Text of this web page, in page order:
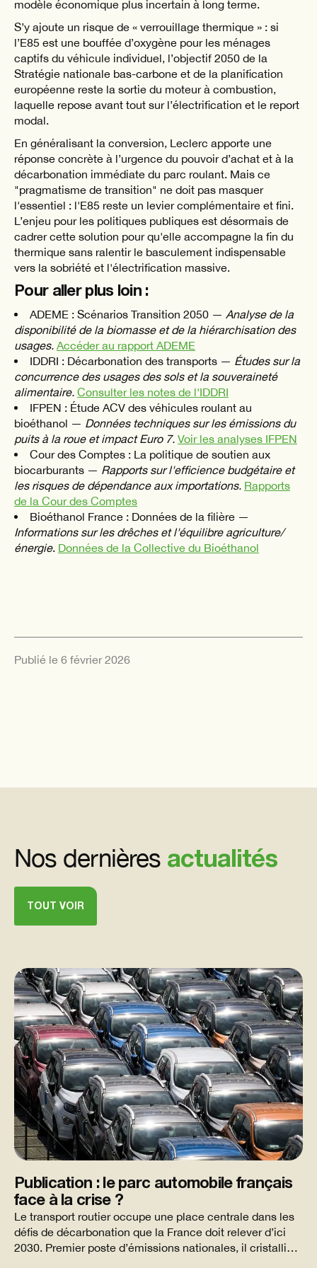
modèle économique plus incertain à long terme.
S’y ajoute un risque de « verrouillage thermique » : si
l’E85 est une bouffée d’oxygène pour les ménages
captifs du véhicule individuel, l’objectif 2050 de la
Stratégie nationale bas-carbone et de la planification
européenne reste la sortie du moteur à combustion,
laquelle repose avant tout sur l’électrification et le report
modal.
En généralisant la conversion, Leclerc apporte une
réponse concrète à l’urgence du pouvoir d’achat et à la
décarbonation immédiate du parc roulant. Mais ce
"pragmatisme de transition" ne doit pas masquer
l'essentiel : l'E85 reste un levier complémentaire et fini.
L’enjeu pour les politiques publiques est désormais de
cadrer cette solution pour qu'elle accompagne la fin du
thermique sans ralentir le basculement indispensable
vers la sobriété et l'électrification massive.
Pour aller plus loin :
ADEME : Scénarios Transition 2050 — Analyse de la
disponibilité de la biomasse et de la hiérarchisation des
usages. Accéder au rapport ADEME
IDDRI : Décarbonation des transports — Études sur la
concurrence des usages des sols et la souveraineté
alimentaire. Consulter les notes de l'IDDRI
IFPEN : Étude ACV des véhicules roulant au
bioéthanol — Données techniques sur les émissions du
puits à la roue et impact Euro 7. Voir les analyses IFPEN
Cour des Comptes : La politique de soutien aux
biocarburants — Rapports sur l'efficience budgétaire et
les risques de dépendance aux importations. Rapports
de la Cour des Comptes
Bioéthanol France : Données de la filière —
Informations sur les drêches et l'équilibre agriculture/
énergie. Données de la Collective du Bioéthanol
Publié le 6 février 2026
Nos dernières actualités
TOUT VOIR
Publication : le parc automobile français
face à la crise ?
Le transport routier occupe une place centrale dans les
défis de décarbonation que la France doit relever d’ici
2030. Premier poste d’émissions nationales, il cristallise